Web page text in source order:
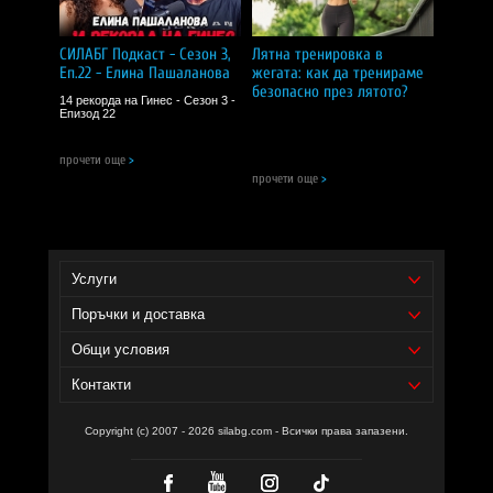
Винаги използвайте фитнес аксесоари според
указанията на производителя.
Сила БГ Тийм!
Доставчик на продукта - И фудс ЕООД.
СИЛАБГ Подкаст - Сезон 3,
Еп.22 - Елина Пашаланова
14 рекорда на Гинес - Сезон 3 -
Епизод 22
прочети още >
Лятна тренировка в
жегата: как да тренираме
безопасно през лятото?
прочети още >
Услуги
Поръчки и доставка
Общи условия
Контакти
Copyright (c) 2007 - 2026 silabg.com - Всички права запазени.